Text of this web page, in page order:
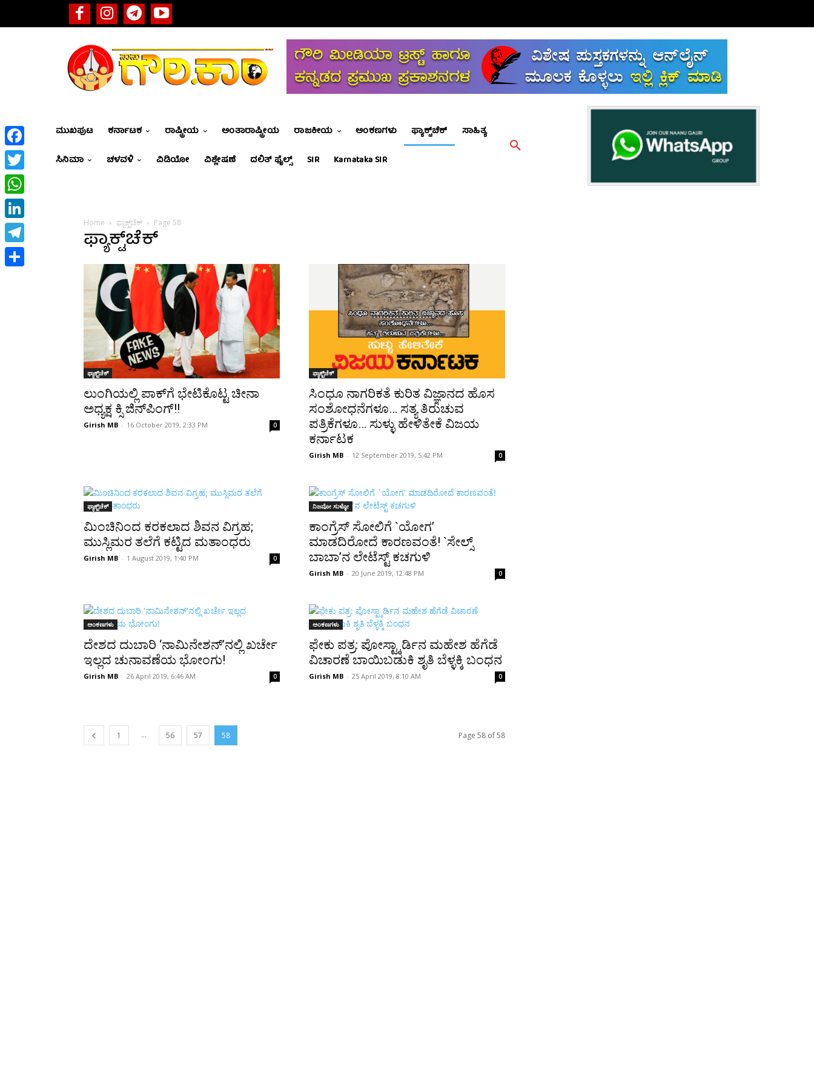
ಮುಖಪುಟ ಕರ್ನಾಟಕ ರಾಷ್ಟ್ರೀಯ ಅಂತಾರಾಷ್ಟ್ರೀಯ ರಾಜಕೀಯ ಅಂಕಣಗಳು ಫ್ಯಾಕ್ಟ್‌ಚೆಕ್
ಸಾಹಿತ್ಯ
ಸಿನಿಮಾ
ಚಳವಳಿ ವಿಡಿಯೋ ವಿಶ್ಲೇಷಣೆ ದಲಿತ್ ಫೈಲ್ಸ್ SIR Karnataka SIR
Home ಫ್ಯಾಕ್ಟ್‌ಚೆಕ್ Page 58
ಫ್ಯಾಕ್ಟ್‌ಚೆಕ್
ಫ್ಯಾಕ್ಟ್‌ಚೆಕ್
ಲುಂಗಿಯಲ್ಲಿ ಪಾಕ್‍ಗೆ ಭೇಟಿಕೊಟ್ಟ ಚೀನಾ
ಅಧ್ಯಕ್ಷ ಕ್ಸಿ ಜಿನ್‍ಪಿಂಗ್!!
Girish MB - 16 October 2019, 2:33 PM 0
ಫ್ಯಾಕ್ಟ್‌ಚೆಕ್
ಸಿಂಧೂ ನಾಗರಿಕತೆ ಕುರಿತ ವಿಜ್ಞಾನದ ಹೊಸ
ಸಂಶೋಧನೆಗಳೂ… ಸತ್ಯ ತಿರುಚುವ
ಪತ್ರಿಕೆಗಳೂ… ಸುಳ್ಳು ಹೇಳಿತೇಕೆ ವಿಜಯ
ಕರ್ನಾಟಕ
Girish MB - 12 September 2019, 5:42 PM 0
ಫ್ಯಾಕ್ಟ್‌ಚೆಕ್
ಮಿಂಚಿನಿಂದ ಕರಕಲಾದ ಶಿವನ ವಿಗ್ರಹ;
ಮುಸ್ಲಿಮರ ತಲೆಗೆ ಕಟ್ಟಿದ ಮತಾಂಧರು
Girish MB - 1 August 2019, 1:40 PM 0
ನಿಜವೋ ಸುಳ್ಳೋ
ಕಾಂಗ್ರೆಸ್ ಸೋಲಿಗೆ `ಯೋಗ’
ಮಾಡದಿರೋದೆ ಕಾರಣವಂತೆ! `ಸೇಲ್ಸ್
ಬಾಬಾ’ನ ಲೇಟೆಸ್ಟ್ ಕಚಗುಳಿ
Girish MB - 20 June 2019, 12:48 PM 0
ಅಂಕಣಗಳು
ದೇಶದ ದುಬಾರಿ ‘ನಾಮಿನೇಶನ್’ನಲ್ಲಿ ಖರ್ಚೇ
ಇಲ್ಲದ ಚುನಾವಣೆಯ ಭೋಂಗು!
Girish MB - 26 April 2019, 6:46 AM 0
ಅಂಕಣಗಳು
ಫೇಕು ಪತ್ರ: ಪೋಸ್ಟ್ಕಾರ್ಡಿನ ಮಹೇಶ ಹೆಗೆಡೆ
ವಿಚಾರಣೆ ಬಾಯಿಬಡುಕಿ ಶೃತಿ ಬೆಳ್ಳಕ್ಕಿ ಬಂಧನ
Girish MB - 25 April 2019, 8:10 AM 0
1 ... 56 57 58 Page 58 of 58
Facebook
Twitter
WhatsApp
LinkedIn
Telegram